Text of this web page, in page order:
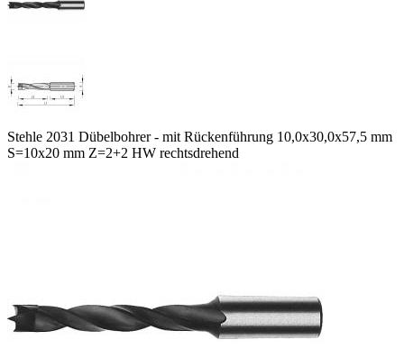
Stehle 2031 Dübelbohrer - mit Rückenführung 10,0x30,0x57,5 mm
S=10x20 mm Z=2+2 HW rechtsdrehend